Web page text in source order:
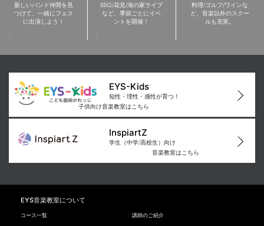
新しいバンド仲間を見
つけて、一緒にフェス
に出演しよう！
BBQ/花見/海の家ライブ
など、季節ごとにイベ
ントを開催！
料理/ゴルフ/ワインな
ど、音楽以外のスクー
ルも充実。
EYS-Kids
知性・理性・感性が育つ！
子供向け音楽教室はこちら
InspiartZ
学生（中学/高校生）向け
音楽教室はこちら
EYS音楽教室について
コース一覧 講師のご紹介